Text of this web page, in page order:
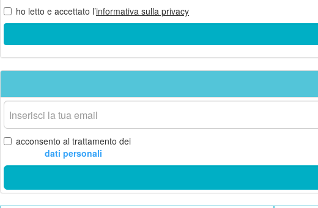
ho letto e accettato l’informativa sulla privacy
La
tua
email
acconsento al trattamento dei
dati personali